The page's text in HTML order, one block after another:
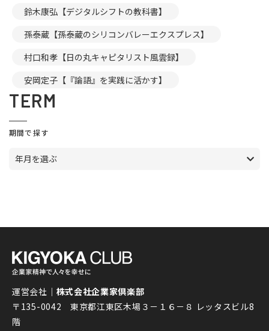
鈴木康弘【デジタルシフトの教科書】
孫泰蔵【孫泰蔵のシリコンバレーエクスプレス】
村口和孝【日の丸キャピタリスト風雲録】
安岡定子【『論語』を実践に活かす】
TERM
期間で探す
年月を選ぶ
運営会社｜ 株式会社企業家倶楽部
〒135-0042 東京都江東区木場３－１６－８ レッタスビル8
階